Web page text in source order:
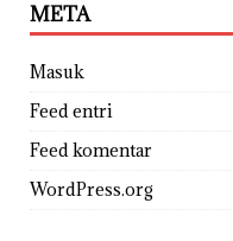
META
Masuk
Feed entri
Feed komentar
WordPress.org